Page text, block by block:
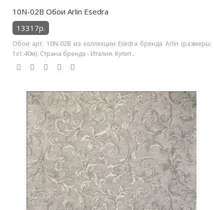
10N-02B Обои Arlin Esedra
13317р.
Обои арт. 10N-02B из коллекции Esedra бренда Arlin (размеры:
1х1.40м). Страна бренда - Италия. Купит..